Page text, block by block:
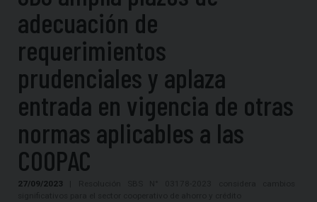
adecuación de
requerimientos
prudenciales y aplaza
entrada en vigencia de otras
normas aplicables a las
COOPAC
27/09/2023